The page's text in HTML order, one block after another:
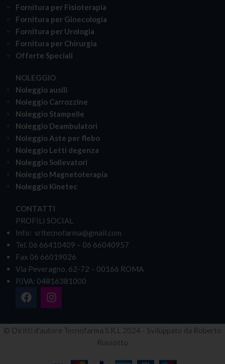
Fornitura per Fisioterapia
Fornitura per Ginecologia
Fornitura per Urologia
Fornitura per Chirurgia
Offerte Speciali
NOLEGGIO
Noleggio ausili
Noleggio Carrozzine
Noleggio Stampelle
Noleggio Deambulatori
Noleggio Aste per flebo
Noleggio Letti degenza
Noleggio Sollevatori
Noleggio Magnetoterapia
Noleggio Kinetec
CONTATTI
PROFILI SOCIAL
Info: srltecnofarma@gmail.com
Tel. 06 66410409 – 06 66040957
Fax 06 66019026
Via Peveragno, 62-72 – 00166 ROMA
P.IVA: 04816381000
© Diritti d'autore Tecnofarma S.R.L 2024 - Sviluppato da Roberto
Russotto